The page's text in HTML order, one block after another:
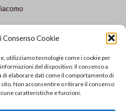
Consenso Cookie
utilizziamo tecnologie come i cookie per
del dispositivo. Il consenso a
elaborare dati come il comportamento di
sito. Non acconsentire o ritirare il consenso
caratteristiche e funzioni.
10:00-12:00